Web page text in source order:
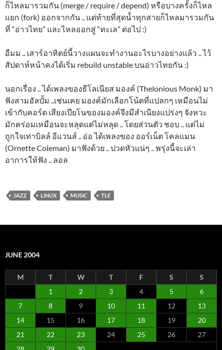
ก็ไหลมารวมกัน (merge / require / depend) หรือบางครั้งก็ไหล
แยก (fork) ออกจากกัน .. แต่ท้ายที่สุดน้ำทุกสายก็ไหลมารวมกัน
ที่ “อ่าวไทย” และไหลออกสู่ “ทะเล” ต่อไป :)
อืมม .. เสาร์อาทิตย์นี้วางแผนจะทำงานอะไรบางอย่างแล้ว .. ไว้
สัปดาห์หน้าคงได้เริ่ม rebuild unstable บนอ่าวไทยกัน :)
นอกเรื่อง .. ได้เพลงของธีโลเนียส มองค์ (Thelonious Monk) มา
ฟังสามอัลบั้ม ..เช่นเคย มองค์มักเลือกโน้ตที่แปลกๆ เหมือนไม่
เข้ากับคอร์ด เสียงเปียโนของมองค์จึงมีสำเนียงแปร่งๆ จังหวะ
มักคร่อมเหมือนจะหลุดแต่ไม่หลุด .. โดยส่วนตัว ชอบ .. แต่ไม่
ถูกใจเท่าบิลล์ อีแวนส์ .. อ่อ ได้เพลงของ ออร์เน็ต โคลแมน
(Ornette Coleman) มาฟังด้วย .. ปวดหัวแน่ๆ .. พรุ่งนี้จะเล่า
อาการให้ฟัง .. ลอล
JAZZ LINUX MUSIC TLE
JUNE 2004
M T W T F S
S
1
2 3 4 5
6
7
8 9 10 11 12
13
14
15 16 17 18 19
20
21
22 23 24 25 26
27